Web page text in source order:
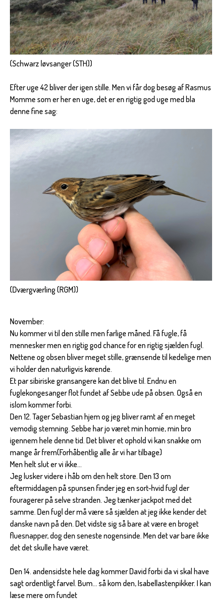
(Schwarz løvsanger (STH))
Efter uge 42 bliver der igen stille. Men vi får dog besøg af Rasmus
Momme som er her en uge, det er en rigtig god uge med bla
denne fine sag:
(Dværgværling (RGM))
November:
Nu kommer vi til den stille men farlige måned. Få fugle, få
mennesker men en rigtig god chance for en rigtig sjælden fugl.
Nettene og obsen bliver meget stille, grænsende til kedelige men
vi holder den naturligvis kørende.
Et par sibiriske gransangere kan det blive til. Endnu en
fuglekongesanger flot fundet af Sebbe ude på obsen. Også en
islom kommer forbi.
Den 12. Tager Sebastian hjem og jeg bliver ramt af en meget
vemodig stemning. Sebbe har jo været min homie, min bro
igennem hele denne tid. Det bliver et ophold vi kan snakke om
mange år frem(Forhåbentlig alle år vi har tilbage)
Men helt slut er vi ikke...
Jeg lusker videre i håb om den helt store. Den 13 om
eftermiddagen på spunsen finder jeg en sort-hvid fugl der
fouragerer på selve stranden. Jeg tænker jackpot med det
samme. Den fugl der må være så sjælden at jeg ikke kender det
danske navn på den. Det vidste sig så bare at være en broget
fluesnapper, dog den seneste nogensinde. Men det var bare ikke
det det skulle have været.
Den 14. andensidste hele dag kommer David forbi da vi skal have
sagt ordentligt farvel. Bum... så kom den, Isabellastenpikker. I kan
læse mere om fundet